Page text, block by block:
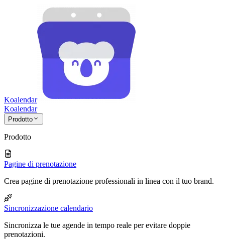
Koalendar
Koalendar
Prodotto
Prodotto
Pagine di prenotazione
Crea pagine di prenotazione professionali in linea con il tuo brand.
Sincronizzazione calendario
Sincronizza le tue agende in tempo reale per evitare doppie
prenotazioni.